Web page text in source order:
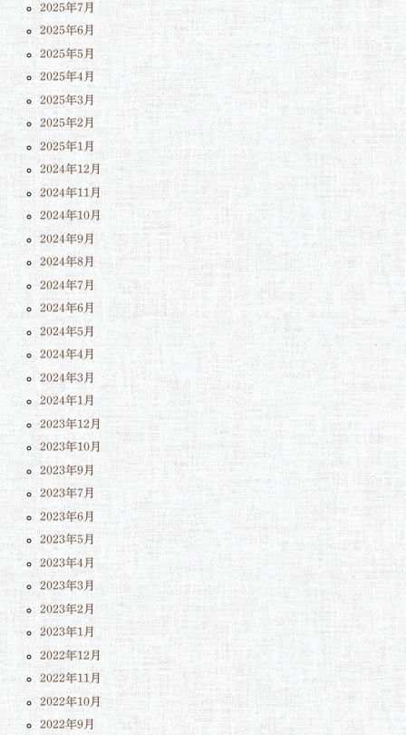
2025年7月
2025年6月
2025年5月
2025年4月
2025年3月
2025年2月
2025年1月
2024年12月
2024年11月
2024年10月
2024年9月
2024年8月
2024年7月
2024年6月
2024年5月
2024年4月
2024年3月
2024年1月
2023年12月
2023年10月
2023年9月
2023年7月
2023年6月
2023年5月
2023年4月
2023年3月
2023年2月
2023年1月
2022年12月
2022年11月
2022年10月
2022年9月